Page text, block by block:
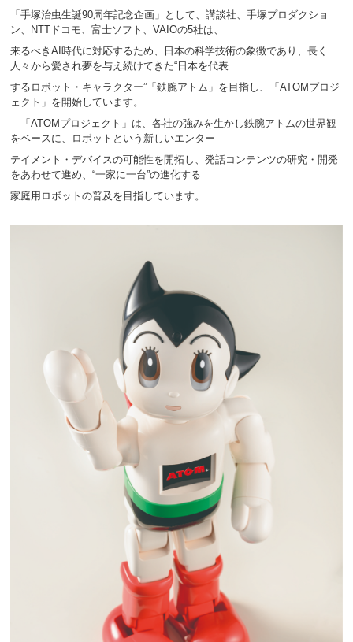
「手塚治虫生誕90周年記念企画」として、講談社、手塚プロダクショ
ン、NTTドコモ、富士ソフト、VAIOの5社は、
来るべきAI時代に対応するため、日本の科学技術の象徴であり、長く
人々から愛され夢を与え続けて きた“日本を代表
するロボット・キャラクター”「鉄腕アトム」を目指し、「ATOMプロジ
ェクト」を開始しています。
「ATOMプロジェクト」は、各社の強みを生かし鉄腕アトムの世界観
をベースに、ロボットという新しいエンター
テイ メント・デバイスの可能性を開拓し、発話コンテンツの研究・開発
をあわせて進め、“一家に一台”の進化する
家庭用ロボットの普及を目指しています。